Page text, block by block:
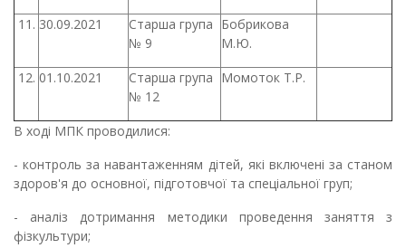
11. 30.09.2021
Старша група
№ 9
Бобрикова
М.Ю.
12. 01.10.2021
Старша група
№ 12
Момоток Т.Р.
В ході МПК проводилися:
- контроль за навантаженням дітей, які включені за станом
здоров'я до основної, підготовчої та спеціальної груп;
- аналіз дотримання методики проведення заняття з
фізкультури;